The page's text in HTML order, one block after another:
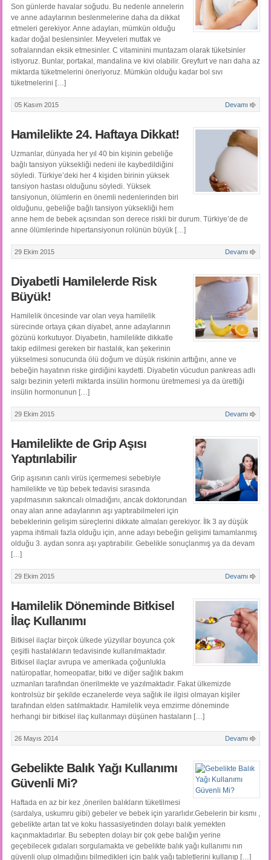
Son günlerde havalar soğudu. Bu nedenle annelerin
ve anne adaylarının beslenmelerine daha da dikkat
etmeleri gerekiyor. Anne adayları, mümkün olduğu
kadar doğal beslensinler. Meyveleri mutfak ve
sofralarından eksik etmesinler. C vitaminini muntazam olarak tüketsinler
istiyoruz. Bunlar, portakal, mandalina ve kivi olabilir. Greyfurt ve narı daha az
miktarda tüketmelerini öneriyoruz. Mümkün olduğu kadar bol sıvı
tüketmelerini […]
05 Kasım 2015 Devamı
Hamilelikte 24. Haftaya Dikkat!
Uzmanlar, dünyada her yıl 40 bin kişinin gebeliğe
bağlı tansiyon yüksekliği nedeni ile kaybedildiğini
söyledi. Türkiye’deki her 4 kişiden birinin yüksek
tansiyon hastası olduğunu söyledi. Yüksek
tansiyonun, ölümlerin en önemli nedenlerinden biri
olduğunu, gebeliğe bağlı tansiyon yüksekliği hem
anne hem de bebek açısından son derece riskli bir durum. Türkiye’de de
anne ölümlerinde hipertansiyonun rolünün büyük […]
29 Ekim 2015 Devamı
Diyabetli Hamilelerde Risk
Büyük!
Hamilelik öncesinde var olan veya hamilelik
sürecinde ortaya çıkan diyabet, anne adaylarının
gözünü korkutuyor. Diyabetin, hamilelikte dikkatle
takip edilmesi gereken bir hastalık, kan şekerinin
yükselmesi sonucunda ölü doğum ve düşük riskinin arttığını, anne ve
bebeğin hayatının riske girdiğini kaydetti. Diyabetin vücudun pankreas adlı
salgı bezinin yeterli miktarda insülin hormonu üretmemesi ya da ürettiği
insülin hormonunun […]
29 Ekim 2015 Devamı
Hamilelikte de Grip Aşısı
Yaptırılabilir
Grip aşısının canlı virüs içermemesi sebebiyle
hamilelikte ve tüp bebek tedavisi sırasında
yapılmasının sakıncalı olmadığını, ancak doktorundan
onay alan anne adaylarının aşı yaptırabilmeleri için
bebeklerinin gelişim süreçlerini dikkate almaları gerekiyor. İlk 3 ay düşük
yapma ihtimali fazla olduğu için, anne adayı bebeğin gelişimi tamamlanmış
olduğu 3. aydan sonra aşı yaptırabilir. Gebelikle sonuçlanmış ya da devam
[…]
29 Ekim 2015 Devamı
Hamilelik Döneminde Bitkisel
İlaç Kullanımı
Bitkisel ilaçlar birçok ülkede yüzyıllar boyunca çok
çeşitli hastalıkların tedavisinde kullanılmaktadır.
Bitkisel ilaçlar avrupa ve amerikada çoğunlukla
natüropatlar, homeopatlar, bitki ve diğer sağlık bakım
uzmanları tarafından önerilmekte ve yazılmaktadır. Fakat ülkemizde
kontrolsüz bir şekilde eczanelerde veya sağlık ile ilgisi olmayan kişiler
tarafından elden satılmaktadır. Hamilelik veya emzirme döneminde
herhangi bir bitkisel ilaç kullanmayı düşünen hastaların […]
26 Mayıs 2014 Devamı
Gebelikte Balık Yağı Kullanımı
Güvenli Mi?
Haftada en az bir kez ,önerilen balıkların tüketilmesi
(sardalya, uskumru gibi) gebeler ve bebek için yararlıdır.Gebelerin bir kısmı ,
gebelikte artan tat ve koku hassasiyetinden dolayı balık yemekten
kaçınmaktadırlar. Bu sebepten dolayı bir çok gebe balığın yerine
geçebilecek gıdaları sorgulamakta ve gebelikte balık yağı kullanımı nın
güvenli olup olmadığını bilmedikleri için balık yağı tabletlerini kullanıp […]